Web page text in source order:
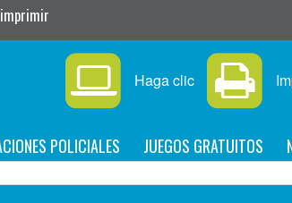
Haga clic
POLICIALES JUEGOS GRATUITOS